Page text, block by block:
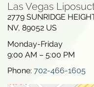
Las Vegas
2779 SUNRIDGE
NV, 89052 US
Monday-Friday
9:00 AM – 5:00 PM
Phone: 702-466-1605